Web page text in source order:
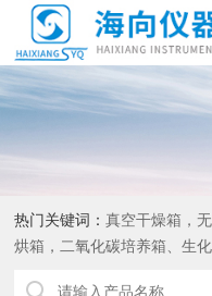
热门关键词：真空干燥箱，
烘箱，二氧化碳培养箱、生